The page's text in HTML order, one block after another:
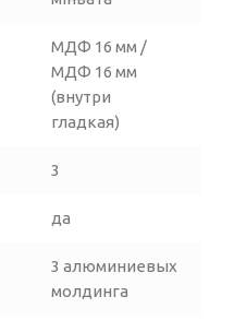
МДФ 16 мм /
МДФ 16 мм
(внутри
гладкая)
3
да
3 алюминиевых
молдинга